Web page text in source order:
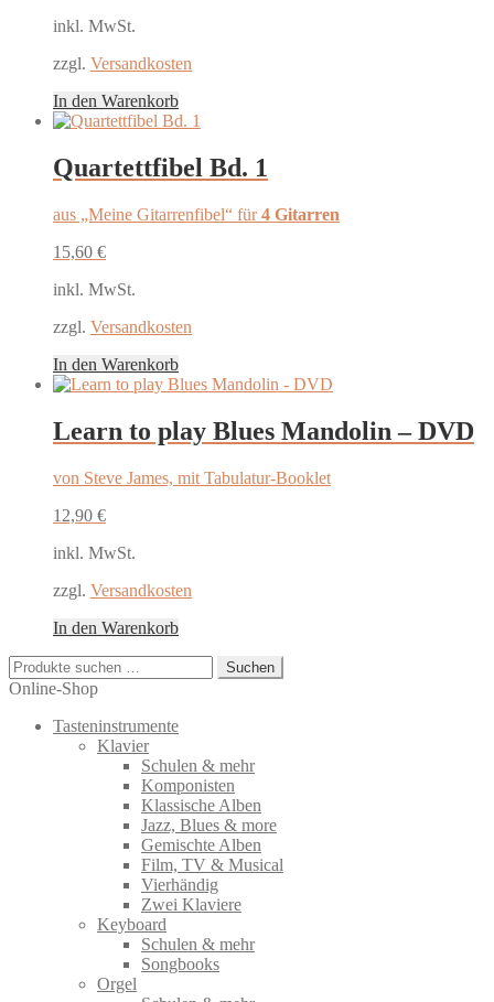
inkl. MwSt.
zzgl. Versandkosten
In den Warenkorb
Quartettfibel Bd. 1
aus „Meine Gitarrenfibel“ für4 Gitarren
15,60 €
inkl. MwSt.
zzgl. Versandkosten
In den Warenkorb
Learn to play Blues Mandolin – DVD
von Steve James, mit Tabulatur-Booklet
12,90 €
inkl. MwSt.
zzgl. Versandkosten
In den Warenkorb
Suchen
nach:
Suchen
Online-Shop
Tasteninstrumente
Klavier
Schulen & mehr
Komponisten
Klassische Alben
Jazz, Blues & more
Gemischte Alben
Film, TV & Musical
Vierhändig
Zwei Klaviere
Keyboard
Schulen & mehr
Songbooks
Orgel